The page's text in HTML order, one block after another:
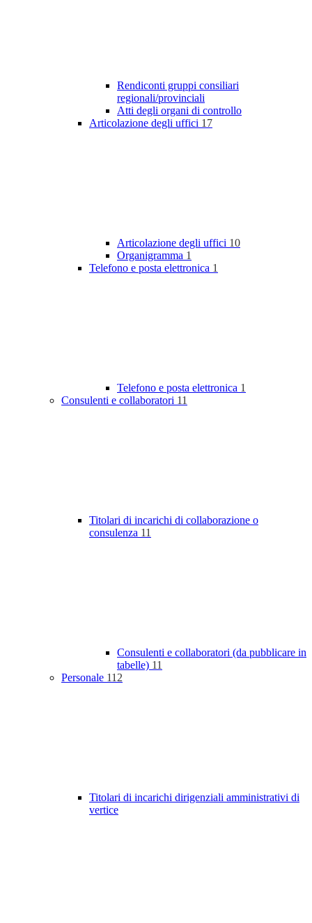
Rendiconti gruppi consiliari
regionali/provinciali
Atti degli organi di controllo
Articolazione degli uffici 17
Articolazione degli uffici 10
Organigramma 1
Telefono e posta elettronica 1
Telefono e posta elettronica 1
Consulenti e collaboratori 11
Titolari di incarichi di collaborazione o
consulenza 11
Consulenti e collaboratori (da pubblicare in
tabelle) 11
Personale 112
Titolari di incarichi dirigenziali amministrativi di
vertice